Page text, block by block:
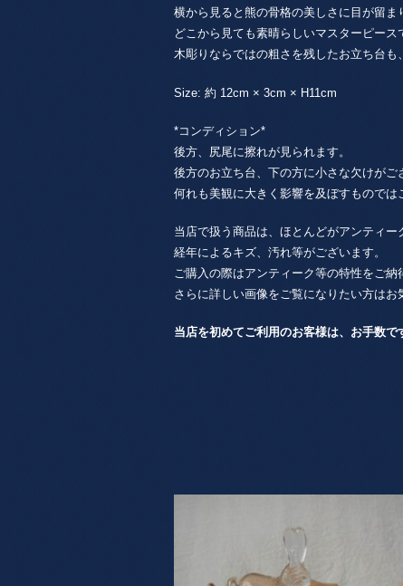
横から見ると熊の骨格の美しさに目が留ま
どこから見ても素晴らしいマスターピース
木彫りならではの粗さを残したお立ち台も
Size: 約 12cm × 3cm × H11cm
*コンディション*
後方、尻尾に擦れが見られます。
後方のお立ち台、下の方に小さな欠けがご
何れも美観に大きく影響を及ぼすものでは
当店で扱う商品は、ほとんどがアンティー
経年によるキズ、汚れ等がございます。
ご購入の際はアンティーク等の特性をご
さらに詳しい画像をご覧になりたい方はお
当店を初めてご利用のお客様は、お手数で